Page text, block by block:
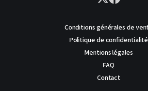
Conditions générales de
Politique de confidentialité
Mentions légales
FAQ
Contact